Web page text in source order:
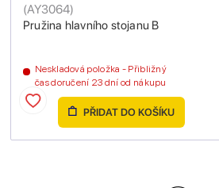
Pružina hlavního stojanu B
(AY3064)
Neskladová položka - Přibližný
čas doručení 23 dní od nákupu
PŘIDAT DO KOŠÍKU